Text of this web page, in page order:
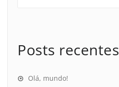
Posts recentes
Olá, mundo!